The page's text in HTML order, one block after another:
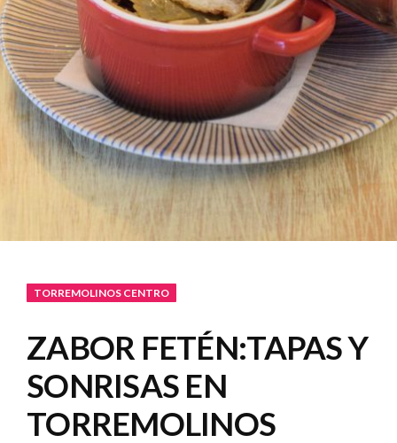
TORREMOLINOS CENTRO
ZABOR FETÉN:TAPAS Y
SONRISAS EN
TORREMOLINOS